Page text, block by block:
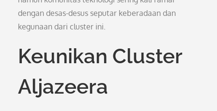
dengan desas-desus seputar keberadaan dan
kegunaan dari cluster ini.
Keunikan Cluster
Aljazeera